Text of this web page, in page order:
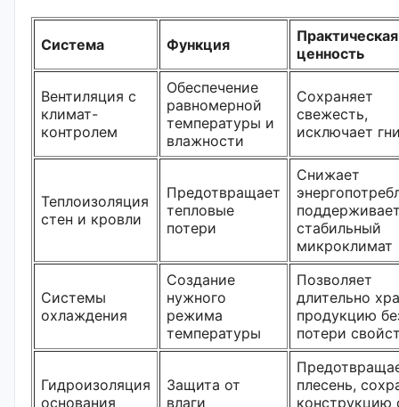
Система Функция
Практическая
ценность
Вентиляция с
климат-
контролем
Обеспечение
равномерной
температуры и
влажности
Сохраняет
свежесть,
исключает
Теплоизоляция
стен и кровли
Предотвращает
тепловые
потери
Снижает
стабильный
микроклимат
Системы
охлаждения
Создание
нужного
режима
температуры
Позволяет
длительно
продукцию
потери
Гидроизоляция
основания
Защита от
влаги
плесень,
конструкцию